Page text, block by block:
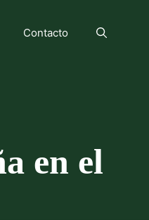
Contacto
en el